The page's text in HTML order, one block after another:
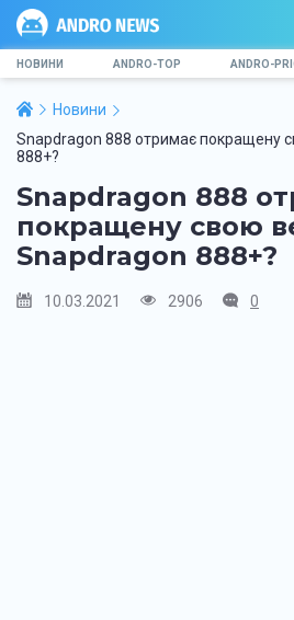
НОВИНИ ANDRO-TOP ANDRO-
Новини
Snapdragon 888 отримає покращену
888+?
Snapdragon 888
покращену свою
Snapdragon 888+?
10.03.2021 2906 0